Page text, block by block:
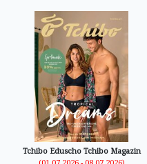
Tchibo Eduscho Tchibo Magazin